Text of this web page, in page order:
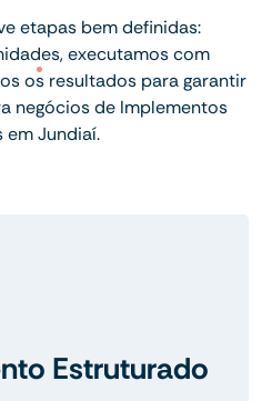
etapas bem definidas:
executamos com
os resultados para garantir
negócios de Implementos
em Jundiaí.
Estruturado